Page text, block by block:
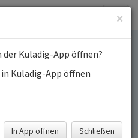
im
×
der Kuladig-App öffnen?
Kuladig-App öffnen
In App öffnen Schließen